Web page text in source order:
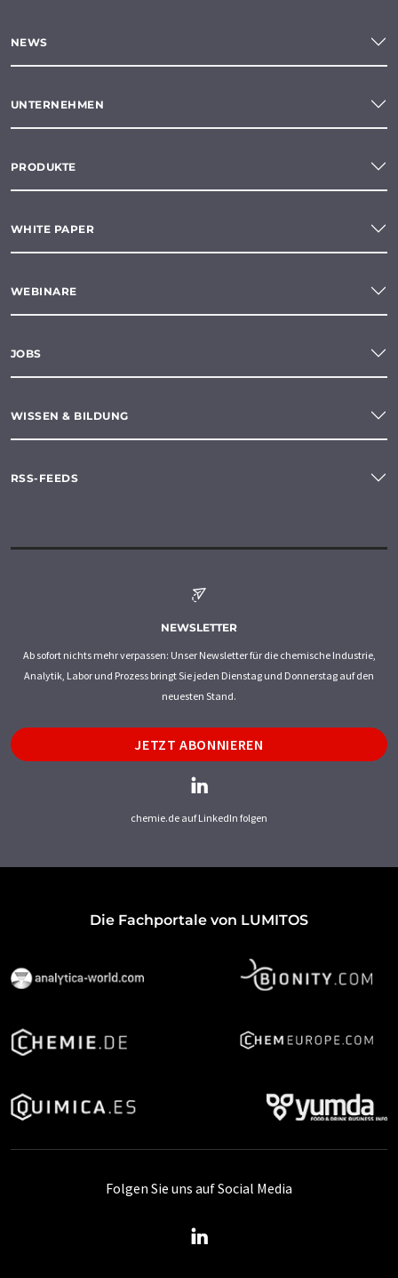
NEWS
UNTERNEHMEN
PRODUKTE
WHITE PAPER
WEBINARE
JOBS
WISSEN & BILDUNG
RSS-FEEDS
NEWSLETTER
Ab sofort nichts mehr verpassen: Unser Newsletter für die chemische Industrie,
Analytik, Labor und Prozess bringt Sie jeden Dienstag und Donnerstag auf den
neuesten Stand.
JETZT ABONNIEREN
chemie.de auf LinkedIn folgen
Die Fachportale von LUMITOS
Folgen Sie uns auf Social Media